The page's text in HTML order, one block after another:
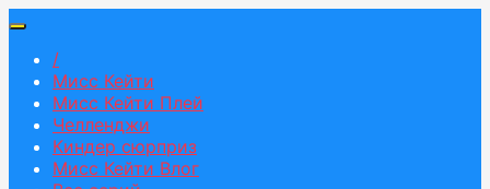
/
Мисс Кейти
Мисс Кейти Плей
Челленджи
Киндер сюрприз
Мисс Кейти Влог